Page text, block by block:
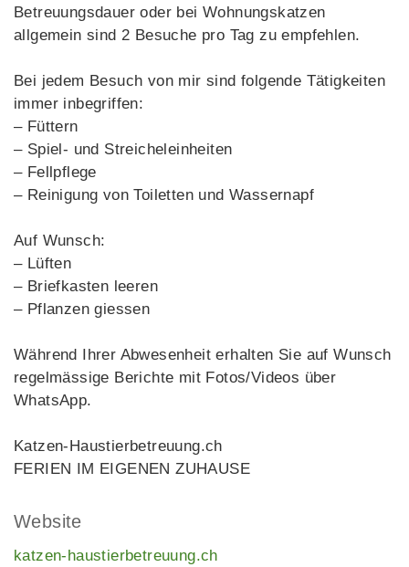
Betreuungsdauer oder bei Wohnungskatzen
allgemein sind 2 Besuche pro Tag zu empfehlen.
Bei jedem Besuch von mir sind folgende Tätigkeiten
immer inbegriffen:
– Füttern
– Spiel- und Streicheleinheiten
– Fellpflege
– Reinigung von Toiletten und Wassernapf
Auf Wunsch:
– Lüften
– Briefkasten leeren
– Pflanzen giessen
Während Ihrer Abwesenheit erhalten Sie auf Wunsch
regelmässige Berichte mit Fotos/Videos über
WhatsApp.
Katzen-Haustierbetreuung.ch
FERIEN IM EIGENEN ZUHAUSE
Website
katzen-haustierbetreuung.ch